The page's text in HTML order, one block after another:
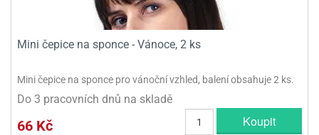
Mini čepice na sponce - Vánoce, 2 ks
Mini čepice na sponce pro vánoční vzhled, balení obsahuje 2 ks.
Do 3 pracovních dnů na skladě
66 Kč Koupit